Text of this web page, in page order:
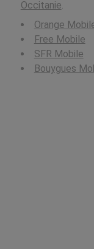
Occitanie.
Orange
Free Mobile
SFR Mobile
Bouygues